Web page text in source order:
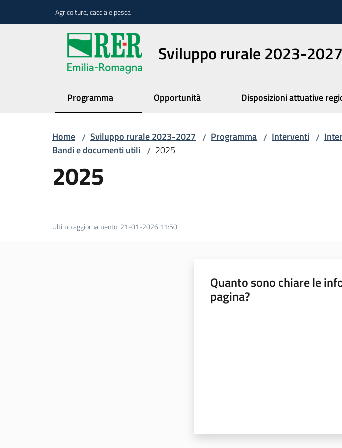
Agricoltura, caccia e pesca
Sviluppo rurale 2023-2027
Programma Opportunità Disposizioni attuative
Home / Sviluppo rurale 2023-2027 / Programma / Interventi /
Bandi e documenti utili / 2025
2025
Ultimo aggiornamento: 21-01-2026 11:50
Quanto sono chiare le
pagina?